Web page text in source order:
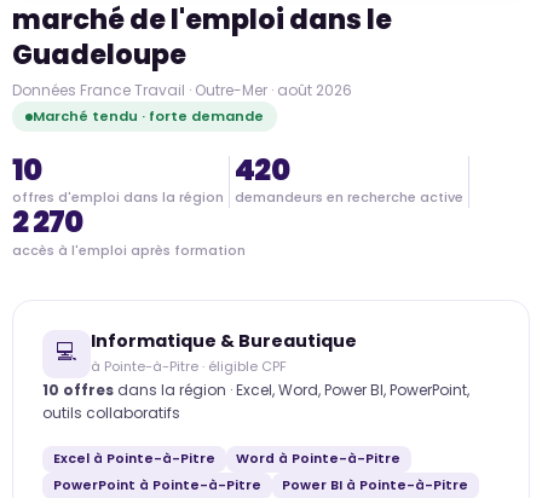
marché de l'emploi dans le
Guadeloupe
Données France Travail · Outre-Mer · août 2026
Marché tendu · forte demande
10
offres d'emploi dans la région
420
demandeurs en recherche active
2 270
accès à l'emploi après formation
💻 Informatique & Bureautique
à Pointe-à-Pitre · éligible CPF
10 offres dans la région · Excel, Word, Power BI, PowerPoint,
outils collaboratifs
Excel à Pointe-à-Pitre
Word à Pointe-à-Pitre
PowerPoint à Pointe-à-Pitre
Power BI à Pointe-à-Pitre